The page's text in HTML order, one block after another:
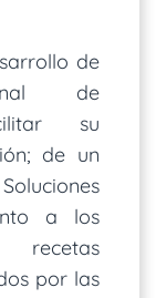
de
de
su
de un
a los
por las